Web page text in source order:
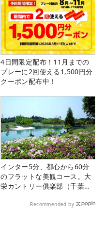
4日間限定配布！11月までの
プレーに2回使える1,500円分
クーポン配布中！
インター5分、都心から60分
のフラットな美観コース。大
栄カントリー俱楽部（千葉
Recommended by